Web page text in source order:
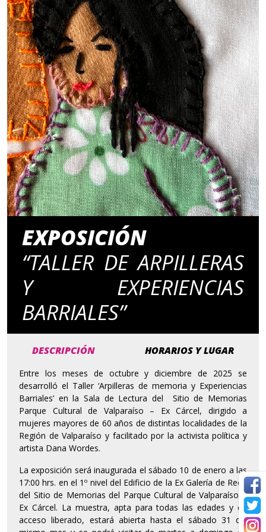
EXPOSICIÓN
“TALLER DE ARPILLERAS
Y EXPERIENCIAS
BARRIALES”
DESCRIPCIÓN HORARIOS Y LUGAR
Entre los meses de octubre y diciembre de 2025 se
desarrolló el Taller ‘Arpilleras de memoria y Experiencias
Barriales’ en la Sala de Lectura del Sitio de Memorias
Parque Cultural de Valparaíso – Ex Cárcel, dirigido a
mujeres mayores de 60 años de distintas localidades de la
Región de Valparaíso y facilitado por la activista política y
artista Dana Wordes.
La exposición será inaugurada el sábado 10 de enero a las
17:00 hrs. en el 1º nivel del Edificio de la Ex Galería de Reos
del Sitio de Memorias del Parque Cultural de Valparaíso –
Ex Cárcel. La muestra, apta para todas las edades y de
acceso liberado, estará abierta hasta el sábado 31 del